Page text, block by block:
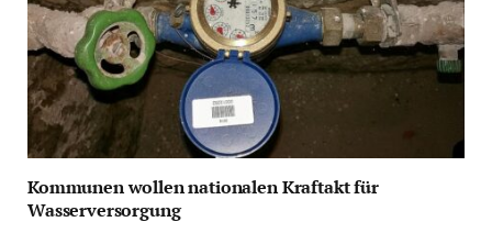
Kommunen wollen nationalen Kraftakt für
Wasserversorgung